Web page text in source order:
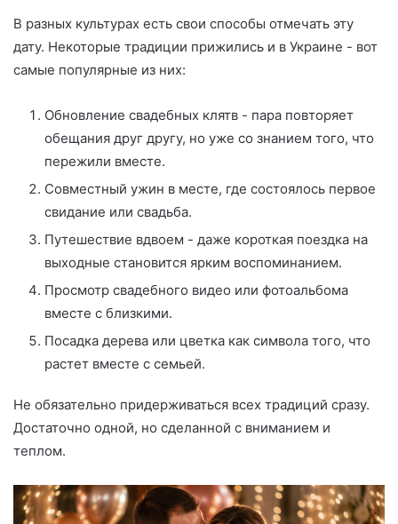
В разных культурах есть свои способы отмечать эту
дату. Некоторые традиции прижились и в Украине - вот
самые популярные из них:
Обновление свадебных клятв - пара повторяет
обещания друг другу, но уже со знанием того, что
пережили вместе.
Совместный ужин в месте, где состоялось первое
свидание или свадьба.
Путешествие вдвоем - даже короткая поездка на
выходные становится ярким воспоминанием.
Просмотр свадебного видео или фотоальбома
вместе с близкими.
Посадка дерева или цветка как символа того, что
растет вместе с семьей.
Не обязательно придерживаться всех традиций сразу.
Достаточно одной, но сделанной с вниманием и
теплом.